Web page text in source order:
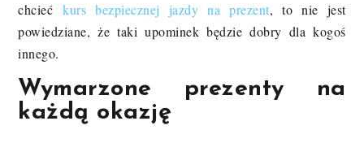
chciećkurs bezpiecznej jazdy na prezent, to nie jest
powiedziane, że taki upominek będzie dobry dla kogoś
innego.
Wymarzone prezenty na
każdą okazję